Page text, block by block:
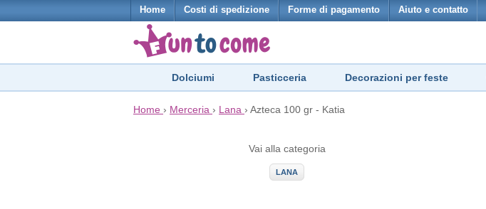
Home Costi di spedizione Forme di pagamento Aiuto e contatto
Dolciumi Pasticceria Decorazioni per feste
Home › Merceria › Lana › Azteca 100 gr - Katia
Vai alla categoria
LANA